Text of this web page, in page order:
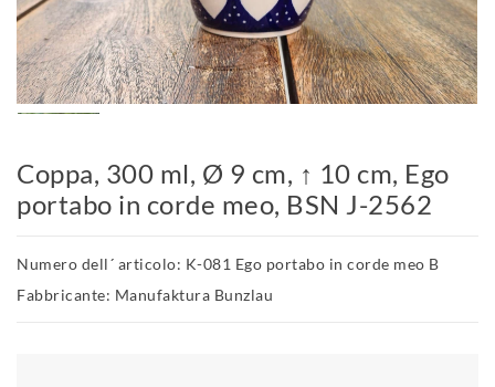
Coppa, 300 ml, Ø 9 cm, ↑ 10 cm, Ego
portabo in corde meo, BSN J-2562
Numero dell´ articolo: K-081 Ego portabo in corde meo B
Fabbricante: Manufaktura Bunzlau